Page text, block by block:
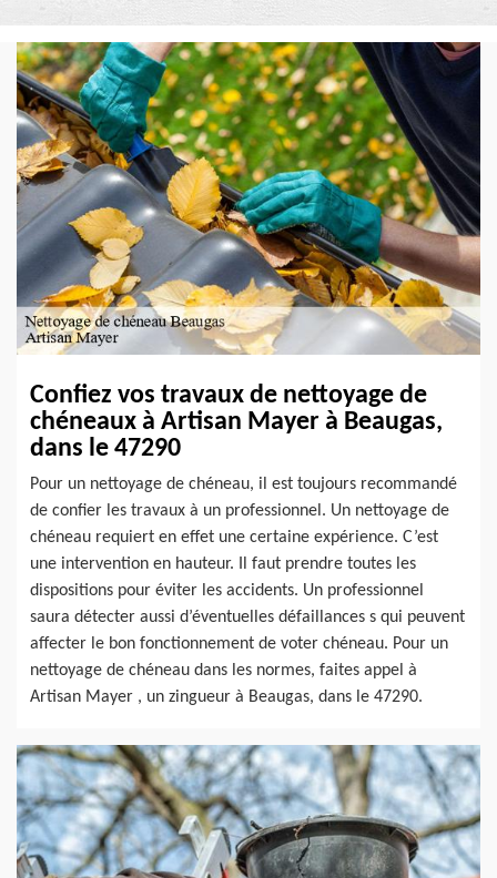
Confiez vos travaux de nettoyage de
chéneaux à Artisan Mayer à Beaugas,
dans le 47290
Pour un nettoyage de chéneau, il est toujours recommandé
de confier les travaux à un professionnel. Un nettoyage de
chéneau requiert en effet une certaine expérience. C’est
une intervention en hauteur. Il faut prendre toutes les
dispositions pour éviter les accidents. Un professionnel
saura détecter aussi d’éventuelles défaillances s qui peuvent
affecter le bon fonctionnement de voter chéneau. Pour un
nettoyage de chéneau dans les normes, faites appel à
Artisan Mayer , un zingueur à Beaugas, dans le 47290.